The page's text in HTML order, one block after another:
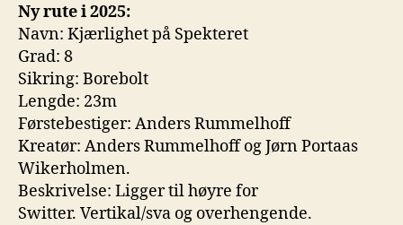
Ny rute i 2025:
Navn: Kjærlighet på Spekteret
Grad: 8
Sikring: Borebolt
Lengde: 23m
Førstebestiger: Anders Rummelhoff
Kreatør: Anders Rummelhoff og Jørn Portaas
Wikerholmen.
Beskrivelse: Ligger til høyre for
Switter. Vertikal/sva og overhengende.